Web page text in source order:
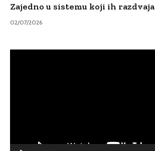
Zajedno u sistemu koji ih razdvaja
02/07/2026